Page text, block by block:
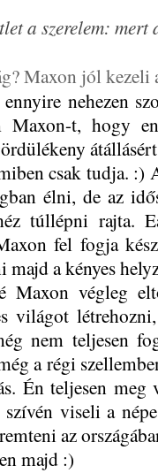
a szerelem: mert
Maxon jól kezeli
nehezen
Maxon-t, hogy
csak tudja.
élni, de az
túllépni rajta.
fel fogja
a kényes
Maxon végleg
világot
nem teljesen
a régi
Én teljesen meg
viseli a
az
majd :)